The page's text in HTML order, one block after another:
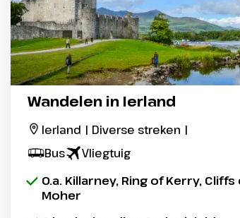
Wandelen in Ierland
Ierland | Diverse streken |
Bus
Vliegtuig
O.a. Killarney, Ring of Kerry, Cliffs
Moher